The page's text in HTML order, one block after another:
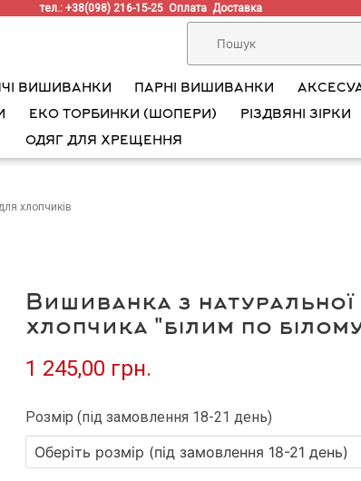
тел.: +38(098) 216-15-25 Оплата Доставка
ВИШИВАНКИ ПАРНІ ВИШИВАНКИ
ЕКО ТОРБИНКИ (ШОПЕРИ) РІЗДВЯНІ ЗІРКИ
ОДЯГ ДЛЯ ХРЕЩЕННЯ
хлопчиків
Вишиванка з
хлопчика "білим по
1 245,00 грн.
Розмір (під замовлення 18-21 день)